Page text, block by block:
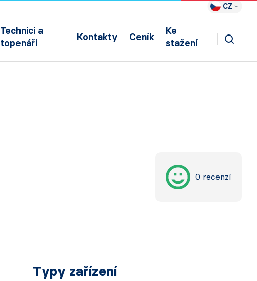
CZ
Technici a
topenáři
Kontakty Ceník
Ke
stažení
0 recenzí
Typy zařízení